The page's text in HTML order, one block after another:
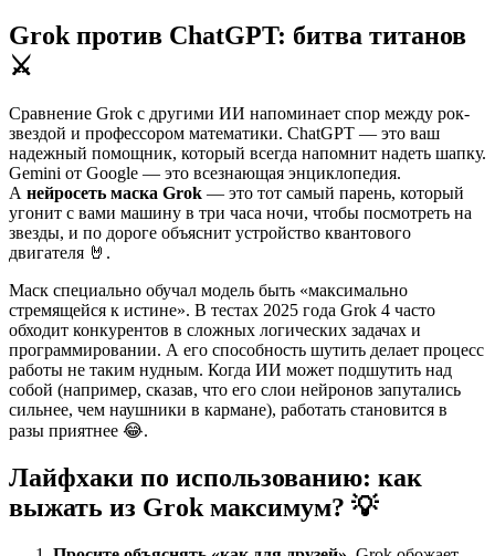
Grok против ChatGPT: битва титанов
⚔️
Сравнение Grok с другими ИИ напоминает спор между рок-
звездой и профессором математики. ChatGPT — это ваш
надежный помощник, который всегда напомнит надеть шапку.
Gemini от Google — это всезнающая энциклопедия.
А нейросеть маска Grok — это тот самый парень, который
угонит с вами машину в три часа ночи, чтобы посмотреть на
звезды, и по дороге объяснит устройство квантового
двигателя 🤘.
Маск специально обучал модель быть «максимально
стремящейся к истине». В тестах 2025 года Grok 4 часто
обходит конкурентов в сложных логических задачах и
программировании. А его способность шутить делает процесс
работы не таким нудным. Когда ИИ может подшутить над
собой (например, сказав, что его слои нейронов запутались
сильнее, чем наушники в кармане), работать становится в
разы приятнее 😂.
Лайфхаки по использованию: как
выжать из Grok максимум? 💡